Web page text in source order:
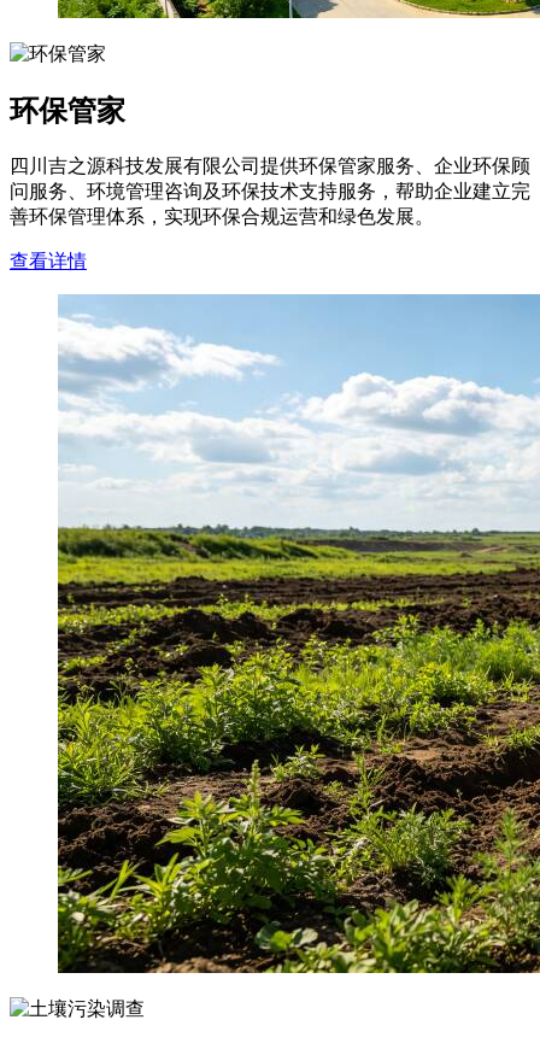
环保管家
四川吉之源科技发展有限公司提供环保管家服务、企业环保顾
问服务、环境管理咨询及环保技术支持服务，帮助企业建立完
善环保管理体系，实现环保合规运营和绿色发展。
查看详情